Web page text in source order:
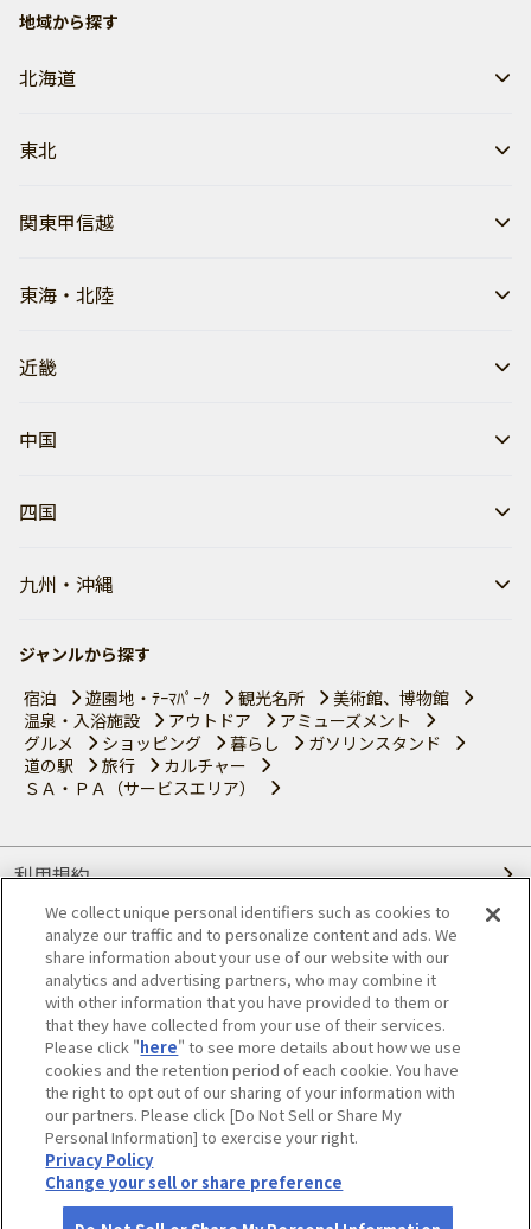
地域から探す
北海道
東北
関東甲信越
東海・北陸
近畿
中国
四国
九州・沖縄
ジャンルから探す
宿泊
遊園地・ﾃｰﾏﾊﾟｰｸ 観光名所
美術館、博物館
温泉・入浴施設
アウトドア
アミューズメント
グルメ
ショッピング 暮らし
ガソリンスタンド
道の駅
旅行
カルチャー
ＳＡ・ＰＡ（サービスエリア）
利用規約
個人情報の取り扱いについて
会員優待サービスの提携をご検討の方へ
JAFホームページ
© JAPAN AUTOMOBILE FEDERATION. All rights reserved.
We collect unique personal identifiers such as cookies to
analyze our traffic and to personalize content and ads. We
share information about your use of our website with our
analytics and advertising partners, who may combine it
with other information that you have provided to them or
that they have collected from your use of their services.
Please click "here" to see more details about how we use
cookies and the retention period of each cookie. You have
the right to opt out of our sharing of your information with
our partners. Please click [Do Not Sell or Share My
Personal Information] to exercise your right.
Privacy Policy
Change your sell or share preference